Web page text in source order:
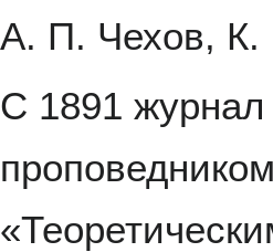
А. П. Чехов,
С 1891 журнал